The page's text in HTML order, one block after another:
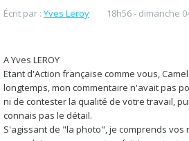
Écrit par : Yves Leroy 18h56- dimanche
A Yves LEROY
Etant d'Action française comme vous,
longtemps, mon commentaire n'avait pas
ni de contester la qualité de votre travail,
connais pas le détail.
S'agissant de "la photo", je comprends vos